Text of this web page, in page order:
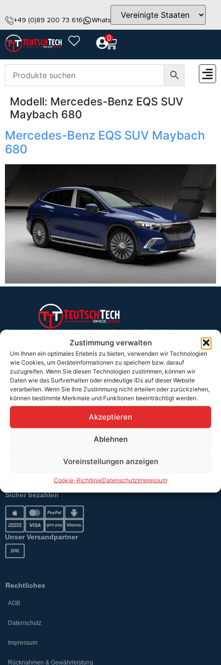
Zustimmung verwalten
Um Ihnen ein optimales Erlebnis zu bieten, verwenden wir Technologien
wie Cookies, um Geräteinformationen zu speichern bzw. darauf
zuzugreifen. Wenn Sie diesen Technologien zustimmen, können wir
Daten wie das Surfverhalten oder eindeutige IDs auf dieser Website
verarbeiten. Wenn Sie Ihre Zustimmung nicht erteilen oder zurückziehen,
können bestimmte Merkmale und Funktionen beeinträchtigt werden.
Akzeptieren
Ablehnen
Voreinstellungen anzeigen
Cookie-RichtlinieDatenschutzImpressum
+49 (0)89 200 73 616 WhatsApp info@teutschtech.com
0
Modell: Mercedes-Benz EQS SUV
Maybach 680
Mercedes-Benz EQS SUV Maybach
680
Teutschtech ist ein Komplettanbieter im Bereich der E-Mobilität und
erneuerbaren Energien. Auf unserer Homepage findest du eine ausführliche
Übersicht über unsere Produkte und Dienstleistungen.
Service & Hilfe
Kontakt
Rücknahmen & Gewährleistung
Sicher bezahlen
Unser Versandpartner
Rechtliches
AGB
Datenschutz
Impressum
Rücknahmen & Gewährleistung